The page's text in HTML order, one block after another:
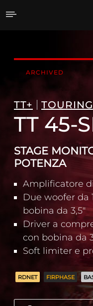
TT 45-
ARCHIVED
TT+ TOURING
TT 45-
STAGE
POTENZA
Amplificatore
Due woofer da
bobina da 3,5"
Driver a
con bobina da
Soft limiter e
RDNET FIRPHASE